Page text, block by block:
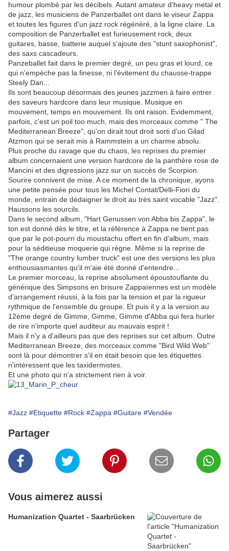
humour plombé par les décibels. Autant amateur d'heavy metal et
de jazz, les musiciens de Panzerballet ont dans le viseur Zappa
et toutes les figures d'un jazz rock régénéré, à la ligne claire. La
composition de Panzerballet est furieusement rock, deux
guitares, basse, batterie auquel s'ajoute des "stunt saxophonist",
des saxs cascadeurs.
Panzeballet fait dans le premier degré, un peu gras et lourd, ce
qui n'empèche pas la finesse, ni l'évitement du chausse-trappe
Steely Dan...
Ils sont beaucoup désormais des jeunes jazzmen à faire entrer
des saveurs hardcore dans leur musique. Musique en
mouvement, temps en mouvement. Ils ont raison. Evidemment,
parfois, c'est un poil too much, mais des morceaux comme " The
Mediterranean Breeze", qu'on dirait tout droit sorti d'un Gilad
Atzmon qui se serait mis à Rammstein a un charme absolu.
Plus proche du ravage que du chaos, les reprises du premier
album concernaient une version hardcore de la panthère rose de
Mancini et des digressions jazz sur un succès de Scorpion.
Sourire connivent de mise. A ce moment de la chronique, ayons
une petite pensée pour tous les Michel Contat/Delli-Fiori du
monde, entrain de dédaigner le droit au très saint vocable "Jazz".
Haussons les sourcils.
Dans le second album, "Hart Genussen von Abba bis Zappa", le
ton est donné dès le titre, et la référence à Zappa ne tient pas
que par le pot-pourri du moustachu offert en fin d'album, mais
pour la séditieuse moquerie qui règne. Même si la reprise de
"The orange country lumber truck" est une des versions les plus
enthousiasmantes qu'il m'aie été donné d'entendre...
Le premier morceau, la reprise absolument époustouflante du
générique des Simpsons en brisure Zappaïennes est un modèle
d'arrangement réussi, à la fois par la tension et par la rigueur
rythmique de l'ensemble du groupe. Et puis il y a la version au
12ème degré de Gimme, Gimme, Gimme d'Abba qui fera hurler
de rire n'importe quel auditeur au mauvais esprit !
Mais il n'y a d'ailleurs pas que des reprises sur cet album. Outre
Mediterranean Breeze, des morceaux comme "Bird Wild Web"
sont là pour démontrer s'il en était besoin que les étiquettes
n'intéressent que les taxidermistes.
Et une photo qui n'a strictement rien à voir.
#Jazz #Etiquette #Rock #Zappa #Guitare #Vendée
Partager
Vous aimerez aussi
Humanization Quartet - Saarbrücken